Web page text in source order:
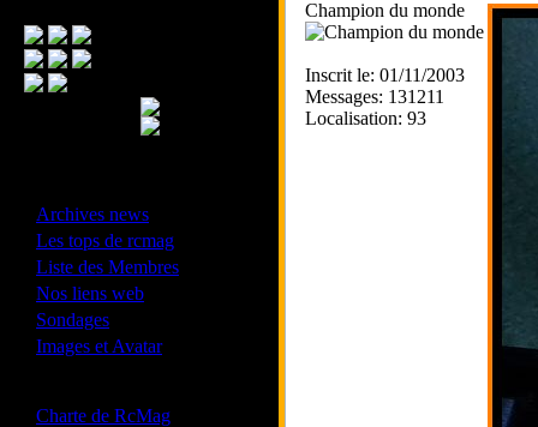
Archives news
Les tops de rcmag
Liste des Membres
Nos liens web
Sondages
Images et Avatar
Charte de RcMag
Champion du monde
Inscrit le: 01/11/2003
Messages: 131211
Localisation: 93